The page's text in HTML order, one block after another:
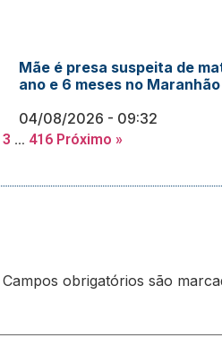
Mãe é presa suspeita de
ano e 6 meses no Maranhão
04/08/2026
09:32
3 … 416 Próximo »
Campos obrigatórios são